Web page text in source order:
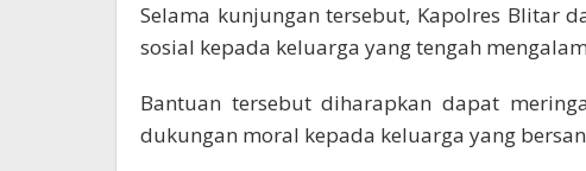
Selama kunjungan tersebut, Kapolres Blitar
sosial kepada keluarga yang tengah
Bantuan tersebut diharapkan dapat
dukungan moral kepada keluarga yang